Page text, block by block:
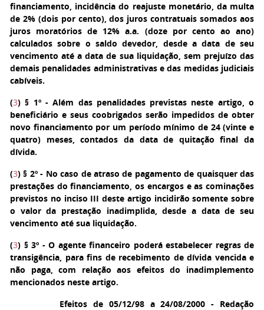
financiamento, incidência do reajuste monetário, da multa
de 2% (dois por cento), dos juros contratuais somados aos
juros moratórios de 12% a.a. (doze por cento ao ano)
calculados sobre o saldo devedor, desde a data de seu
vencimento até a data de sua liquidação, sem prejuízo das
demais penalidades administrativas e das medidas judiciais
cabíveis.
(3)§ 1º - Além das penalidades previstas neste artigo, o
beneficiário e seus coobrigados serão impedidos de obter
novo financiamento por um período mínimo de 24 (vinte e
quatro) meses, contados da data de quitação final da
dívida.
(3)§ 2º - No caso de atraso de pagamento de quaisquer das
prestações do financiamento, os encargos e as cominações
previstos no inciso III deste artigo incidirão somente sobre
o valor da prestação inadimplida, desde a data de seu
vencimento até sua liquidação.
(3) § 3º - O agente financeiro poderá estabelecer regras de
transigência, para fins de recebimento de dívida vencida e
não paga, com relação aos efeitos do inadimplemento
mencionados neste artigo.
Efeitos de 05/12/98 a 24/08/2000 - Redação